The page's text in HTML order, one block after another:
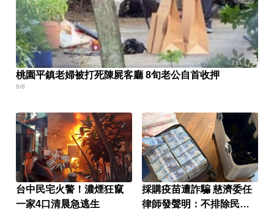
桃園平鎮老婦被打死陳屍客廳 8旬老公自首收押
8/8
台中民宅火警！濃煙狂竄
一家4口清晨急逃生
採購疫苗遭詐騙 慈濟委任
律師發聲明：不排除民事